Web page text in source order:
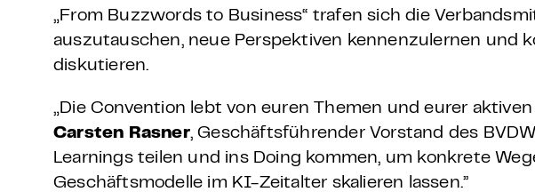
„From Buzzwords to Business“ trafen sich die
auszutauschen, neue Perspektiven kennenzulernen und
diskutieren.
„Die Convention lebt von euren Themen und eurer
Carsten Rasner, Geschäftsführender Vorstand des
Learnings teilen und ins Doing kommen, um konkrete
Geschäftsmodelle im KI-Zeitalter skalieren lassen.”